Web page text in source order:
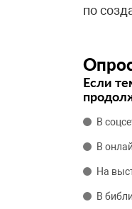
по
Если
В
В
На
В